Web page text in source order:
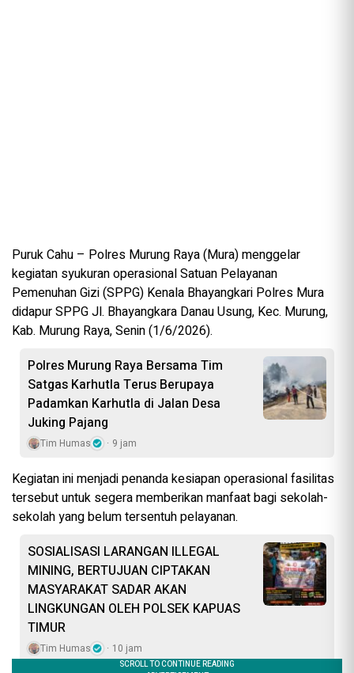
Puruk Cahu – Polres Murung Raya (Mura) menggelar
kegiatan syukuran operasional Satuan Pelayanan
Pemenuhan Gizi (SPPG) Kenala Bhayangkari Polres Mura
didapur SPPG Jl. Bhayangkara Danau Usung, Kec. Murung,
Kab. Murung Raya, Senin (1/6/2026).
Polres Murung Raya Bersama Tim
Satgas Karhutla Terus Berupaya
Padamkan Karhutla di Jalan Desa
Juking Pajang
Tim Humas 9 jam
Kegiatan ini menjadi penanda kesiapan operasional fasilitas
tersebut untuk segera memberikan manfaat bagi sekolah-
sekolah yang belum tersentuh pelayanan.
SOSIALISASI LARANGAN ILLEGAL
MINING, BERTUJUAN CIPTAKAN
MASYARAKAT SADAR AKAN
LINGKUNGAN OLEH POLSEK KAPUAS
TIMUR
Tim Humas 10 jam